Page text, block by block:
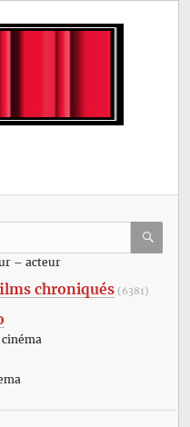
– acteur
chroniqués (6381)